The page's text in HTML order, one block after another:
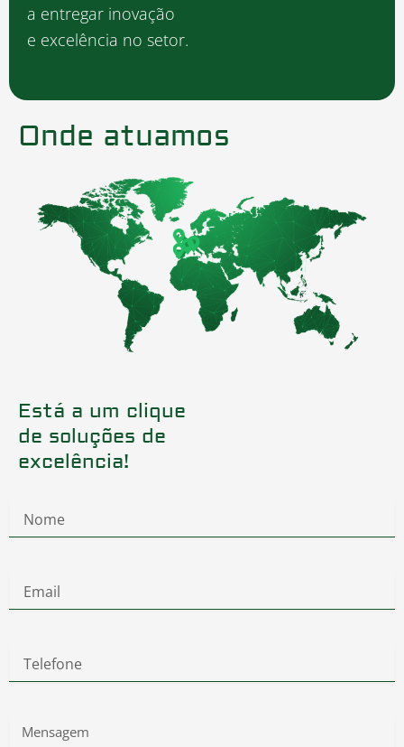
Oferecemos apoio
personalizado e soluções
Onde atuamos
Está a um clique
de soluções de
excelência!